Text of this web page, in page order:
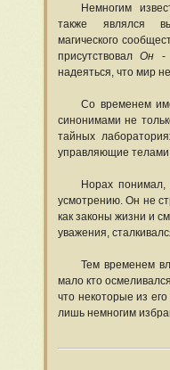
Немногим
также являлся
магического
присутствовалОн -
надеяться, что мир
Со временем
синонимами не
тайных
управляющие
Норах понимал,
усмотрению. Он не
как законы жизни и
уважения,
Тем временем
мало кто
что некоторые из
лишь немногим